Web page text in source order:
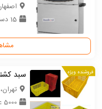
15 دستگاه
فروشنده ویژه سبد
5000 عدد